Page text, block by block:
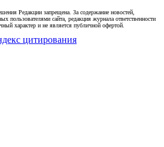
Редакции запрещена. За содержание новостей,
пользователями сайта, редакция журнала ответственности
характер и не является публичной офертой.